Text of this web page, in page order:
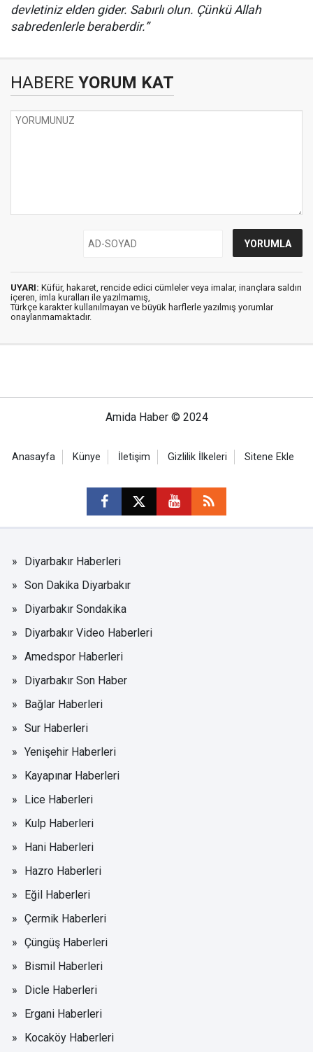
devletiniz elden gider. Sabırlı olun. Çünkü Allah
sabredenlerle beraberdir.”
HABERE YORUM KAT
UYARI: Küfür, hakaret, rencide edici cümleler veya imalar, inançlara saldırı
içeren, imla kuralları ile yazılmamış,
Türkçe karakter kullanılmayan ve büyük harflerle yazılmış yorumlar
onaylanmamaktadır.
Amida Haber © 2024
Anasayfa Künye İletişim Gizlilik İlkeleri Sitene Ekle
Diyarbakır Haberleri
Son Dakika Diyarbakır
Diyarbakır Sondakika
Diyarbakır Video Haberleri
Amedspor Haberleri
Diyarbakır Son Haber
Bağlar Haberleri
Sur Haberleri
Yenişehir Haberleri
Kayapınar Haberleri
Lice Haberleri
Kulp Haberleri
Hani Haberleri
Hazro Haberleri
Eğil Haberleri
Çermik Haberleri
Çüngüş Haberleri
Bismil Haberleri
Dicle Haberleri
Ergani Haberleri
Kocaköy Haberleri